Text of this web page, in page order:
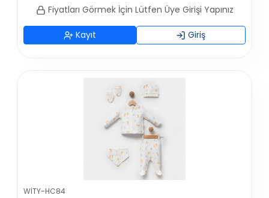
Fiyatları Görmek İçin Lütfen Üye Girişi Yapınız
Kayıt Giriş
WİTY-HC84